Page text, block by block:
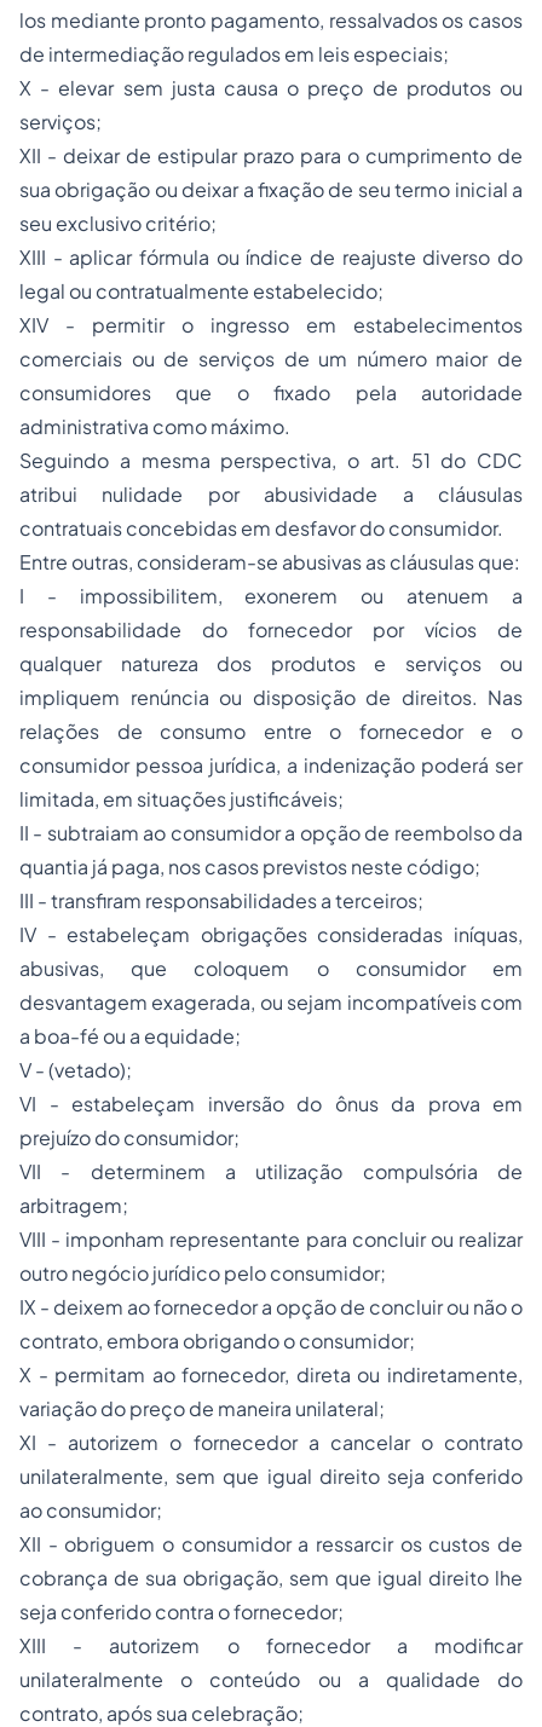
los mediante pronto pagamento, ressalvados os casos
de intermediação regulados em leis especiais;
X - elevar sem justa causa o preço de produtos ou
serviços;
XII - deixar de estipular prazo para o cumprimento de
sua obrigação ou deixar a fixação de seu termo inicial a
seu exclusivo critério;
XIII - aplicar fórmula ou índice de reajuste diverso do
legal ou contratualmente estabelecido;
XIV - permitir o ingresso em estabelecimentos
comerciais ou de serviços de um número maior de
consumidores que o fixado pela autoridade
administrativa como máximo.
Seguindo a mesma perspectiva, o art. 51 do CDC
atribui nulidade por abusividade a cláusulas
contratuais concebidas em desfavor do consumidor.
Entre outras, consideram-se abusivas as cláusulas que:
I - impossibilitem, exonerem ou atenuem a
responsabilidade do fornecedor por vícios de
qualquer natureza dos produtos e serviços ou
impliquem renúncia ou disposição de direitos. Nas
relações de consumo entre o fornecedor e o
consumidor pessoa jurídica, a indenização poderá ser
limitada, em situações justificáveis;
II - subtraiam ao consumidor a opção de reembolso da
quantia já paga, nos casos previstos neste código;
III - transfiram responsabilidades a terceiros;
IV - estabeleçam obrigações consideradas iníquas,
abusivas, que coloquem o consumidor em
desvantagem exagerada, ou sejam incompatíveis com
a boa-fé ou a equidade;
V - (vetado);
VI - estabeleçam inversão do ônus da prova em
prejuízo do consumidor;
VII - determinem a utilização compulsória de
arbitragem;
VIII - imponham representante para concluir ou realizar
outro negócio jurídico pelo consumidor;
IX - deixem ao fornecedor a opção de concluir ou não o
contrato, embora obrigando o consumidor;
X - permitam ao fornecedor, direta ou indiretamente,
variação do preço de maneira unilateral;
XI - autorizem o fornecedor a cancelar o contrato
unilateralmente, sem que igual direito seja conferido
ao consumidor;
XII - obriguem o consumidor a ressarcir os custos de
cobrança de sua obrigação, sem que igual direito lhe
seja conferido contra o fornecedor;
XIII - autorizem o fornecedor a modificar
unilateralmente o conteúdo ou a qualidade do
contrato, após sua celebração;